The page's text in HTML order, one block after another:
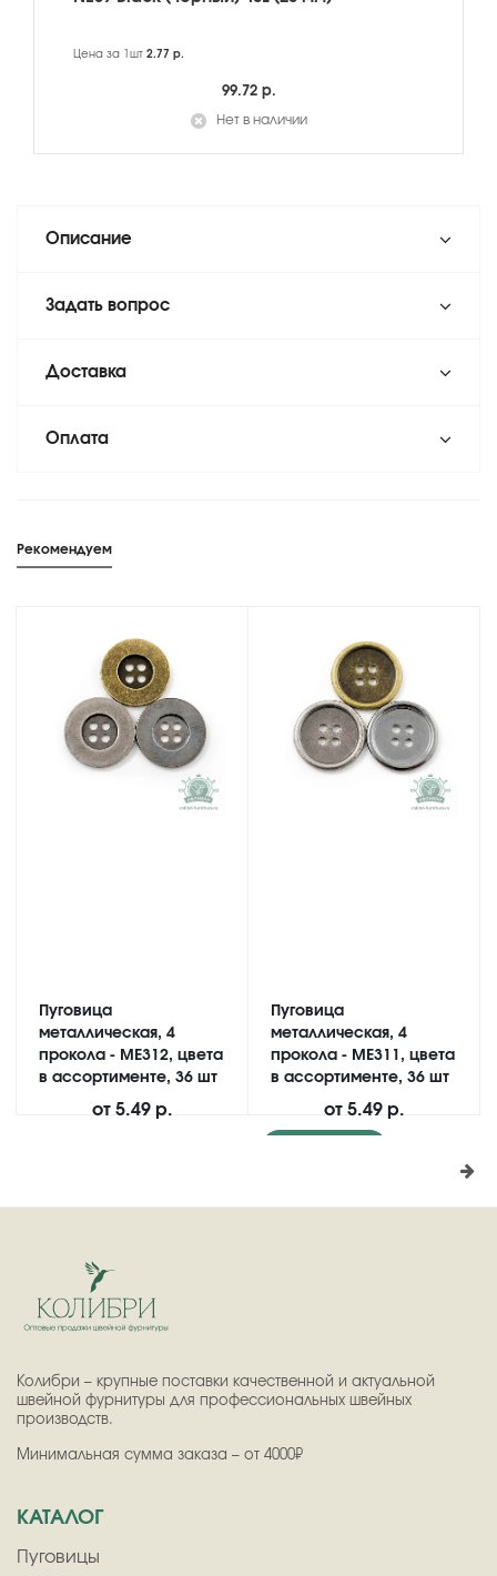
Цена за 1шт 2.77 р.
99.72 р.
Нет в наличии
Описание
Задать вопрос
Доставка
Оплата
Рекомендуем
Пуговица
металлическая, 4
прокола - ME312, цвета
в ассортименте, 36 шт
от 5.49 р.
Пуговица
металлическая, 4
прокола - ME311, цвета
в ассортименте, 36 шт
от 5.49 р.
Колибри – крупные поставки качественной и актуальной
швейной фурнитуры для профессиональных швейных
производств.
Минимальная сумма заказа – от 4000₽
КАТАЛОГ
Пуговицы